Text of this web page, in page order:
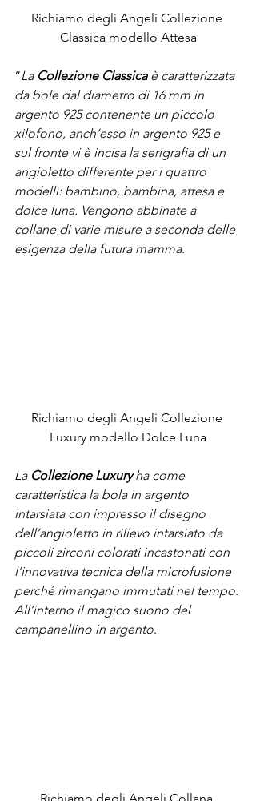
Richiamo degli Angeli Collezione
Classica modello Attesa
“La Collezione Classica è caratterizzata
da bole dal diametro di 16 mm in
argento 925 contenente un piccolo
xilofono, anch’esso in argento 925 e
sul fronte vi è incisa la serigrafia di un
angioletto differente per i quattro
modelli: bambino, bambina, attesa e
dolce luna. Vengono abbinate a
collane di varie misure a seconda delle
esigenza della futura mamma.
Richiamo degli Angeli Collezione
Luxury modello Dolce Luna
La Collezione Luxury ha come
caratteristica la bola in argento
intarsiata con impresso il disegno
dell’angioletto in rilievo intarsiato da
piccoli zirconi colorati incastonati con
l’innovativa tecnica della microfusione
perché rimangano immutati nel tempo.
All’interno il magico suono del
campanellino in argento.